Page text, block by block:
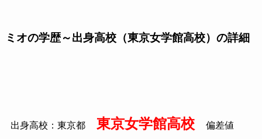
ミオの学歴～出身高校（東京女学館高校）の詳細
出身高校：東京都 東京女学館高校 偏差値